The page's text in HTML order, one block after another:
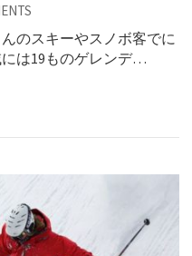
のスキーやスノボ客でに
は19ものゲレンデ…